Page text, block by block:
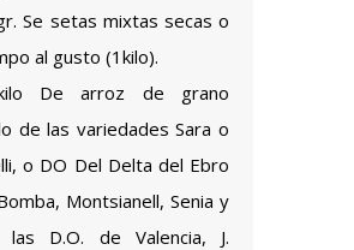
Se setas mixtas secas o
al gusto (1kilo).
De arroz de grano
de las variedades Sara o
o DO Del Delta del Ebro
Montsianell, Senia y
las D.O. de Valencia, J.